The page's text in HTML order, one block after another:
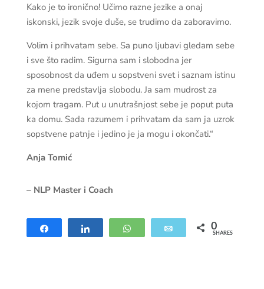
Kako je to ironično! Učimo razne jezike a onaj
iskonski, jezik svoje duše, se trudimo da zaboravimo.
Volim i prihvatam sebe. Sa puno ljubavi gledam sebe
i sve što radim. Sigurna sam i slobodna jer
sposobnost da uđem u sopstveni svet i saznam istinu
za mene predstavlja slobodu. Ja sam mudrost za
kojom tragam. Put u unutrašnjost sebe je poput puta
ka domu. Sada razumem i prihvatam da sam ja uzrok
sopstvene patnje i jedino je ja mogu i okončati.“
Anja Tomić
– NLP Master i Coach
WhatsApp Email 0
SHARES